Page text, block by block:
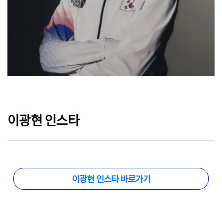
이광현 인스타
이광현 인스타 바로가기